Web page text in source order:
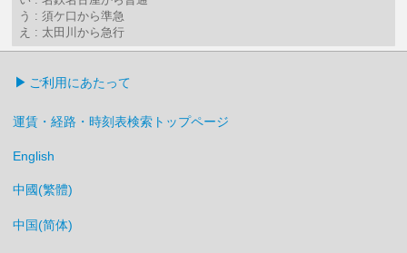
う : 須ケ口から準急
え : 太田川から急行
ご利用にあたって
運賃・経路・時刻表検索トップページ
English
中國(繁體)
中国(简体)